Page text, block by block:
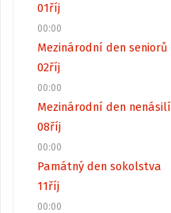
01říj
00:00
Mezinárodní den seniorů
02říj
00:00
Mezinárodní den nenásilí
08říj
00:00
Památný den sokolstva
11říj
00:00